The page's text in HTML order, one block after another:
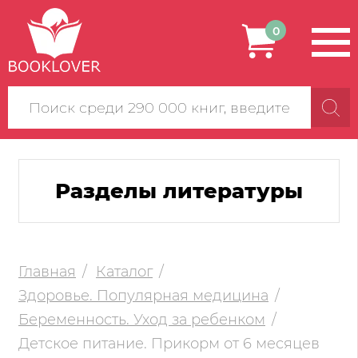
Поиск
по
сайту
0
Разделы литературы
Главная
Каталог
Здоровье. Популярная медицина
Беременность. Уход за ребенком
Детское питание. Прикорм от 6 месяцев